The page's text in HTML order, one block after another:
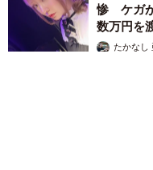
惨 ケガ
数万円を
たかなし